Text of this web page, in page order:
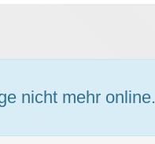
nicht mehr online.